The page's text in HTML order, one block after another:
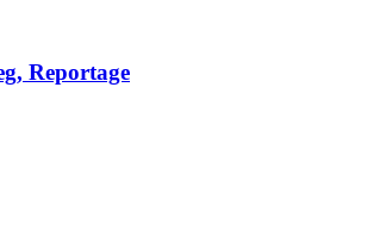
Reportage